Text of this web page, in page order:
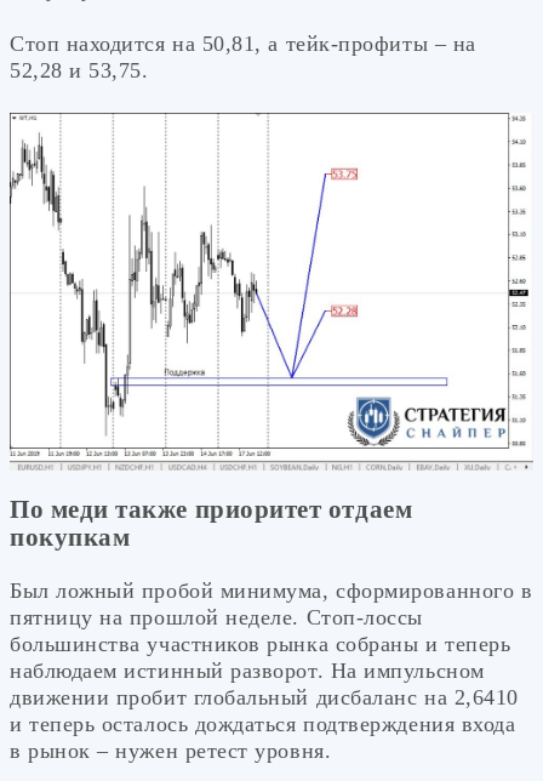
Стоп находится на 50,81, а тейк-профиты – на
52,28 и 53,75.
По меди также приоритет отдаем
покупкам
Был ложный пробой минимума, сформированного в
пятницу на прошлой неделе. Стоп-лоссы
большинства участников рынка собраны и теперь
наблюдаем истинный разворот. На импульсном
движении пробит глобальный дисбаланс на 2,6410
и теперь осталось дождаться подтверждения входа
в рынок – нужен ретест уровня.